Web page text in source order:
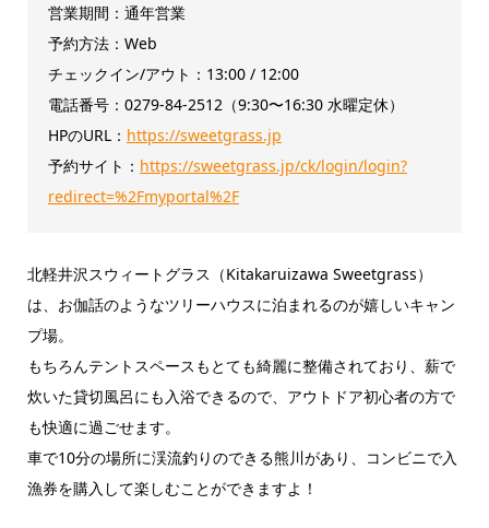
営業期間：通年営業
予約方法：Web
チェックイン/アウト：13:00 / 12:00
電話番号：0279-84-2512（9:30〜16:30 水曜定休）
HPのURL： https://sweetgrass.jp
予約サイト： https://sweetgrass.jp/ck/login/login?
redirect=%2Fmyportal%2F
北軽井沢スウィートグラス（Kitakaruizawa Sweetgrass）
は、お伽話のようなツリーハウスに泊まれるのが嬉しいキャン
プ場。
もちろんテントスペースもとても綺麗に整備されており、薪で
炊いた貸切風呂にも入浴できるので、アウトドア初心者の方で
も快適に過ごせます。
車で10分の場所に渓流釣りのできる熊川があり、コンビニで入
漁券を購入して楽しむことができますよ！